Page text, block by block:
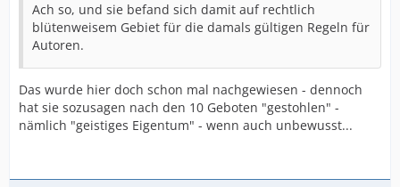
Ach so, und sie befand sich damit auf rechtlich
blütenweisem Gebiet für die damals gültigen Regeln für
Autoren.
Das wurde hier doch schon mal nachgewiesen - dennoch
hat sie sozusagen nach den 10 Geboten "gestohlen" -
nämlich "geistiges Eigentum" - wenn auch unbewusst...